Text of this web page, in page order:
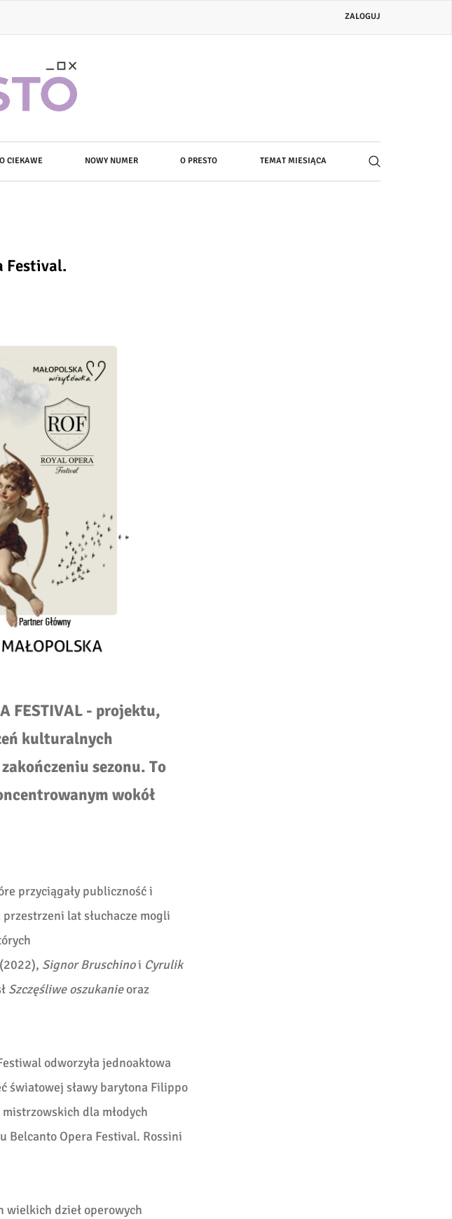
Menu
konta
ZALOGUJ
CIEKAWE NOWY NUMER O PRESTO TEMAT MIESIĄCA
Festival.
FESTIVAL - projektu,
kulturalnych
sezonu. To
wokół
przyciągały publiczność i
lat słuchacze mogli
(2022), Signor Bruschinoi Cyrulik
Szczęśliwe oszukanieoraz
odworzyła jednoaktowa
światowej sławy barytona Filippo
dla młodych
Belcanto Opera Festival. Rossini
wielkich dzieł operowych